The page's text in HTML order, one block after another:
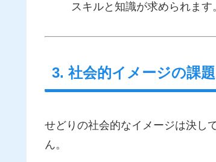
スキルと知識が求められます
3. 社会的イメージの課
せどりの社会的なイメージは決し
ん。